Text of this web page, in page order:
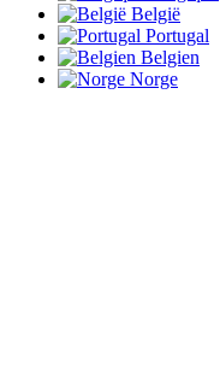
België
Portugal
Belgien
Norge